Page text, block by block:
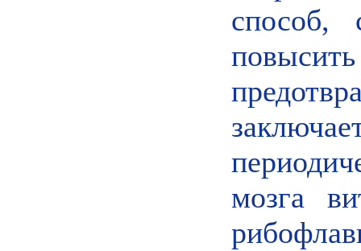
способ,
мозга